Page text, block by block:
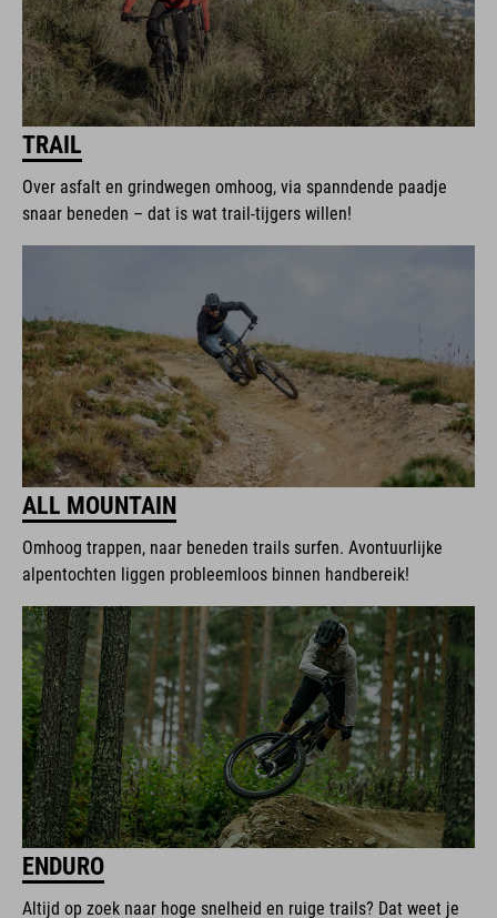
TRAIL
Over asfalt en grindwegen omhoog, via spanndende paadje
snaar beneden – dat is wat trail-tijgers willen!
ALL MOUNTAIN
Omhoog trappen, naar beneden trails surfen. Avontuurlijke
alpentochten liggen probleemloos binnen handbereik!
ENDURO
Altijd op zoek naar hoge snelheid en ruige trails? Dat weet je